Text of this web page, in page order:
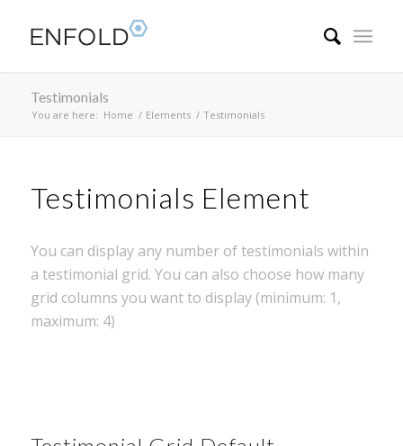
Testimonials
You are here: Home / Elements / Testimonials
Testimonials Element
You can display any number of testimonials within
a testimonial grid. You can also choose how many
grid columns you want to display (minimum: 1,
maximum: 4)